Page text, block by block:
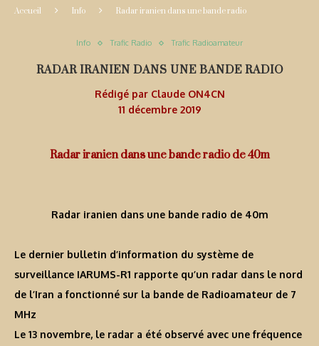
Accueil Info Radar iranien dans une bande radio
Info Trafic Radio Trafic Radioamateur
RADAR IRANIEN DANS UNE BANDE RADIO
Rédigé par Claude ON4CN
11 décembre 2019
Radar iranien dans une bande radio de 40m
Radar iranien dans une bande radio de 40m
Le dernier bulletin d’information du système de
surveillance IARUMS-R1 rapporte qu’un radar dans le nord
de l’Iran a fonctionné sur la bande de Radioamateur de 7
MHz
Le 13 novembre, le radar a été observé avec une fréquence